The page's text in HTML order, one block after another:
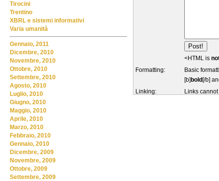
<HTML is
Formatting:
Basic
[b] bold [/b]
Linking:
Links
Tirocini
Trentino
XBRL e sistemi informativi
Varia umanità
Gennaio, 2011
Dicembre, 2010
Novembre, 2010
Ottobre, 2010
Settembre, 2010
Agosto, 2010
Luglio, 2010
Giugno, 2010
Maggio, 2010
Aprile, 2010
Marzo, 2010
Febbraio, 2010
Gennaio, 2010
Dicembre, 2009
Novembre, 2009
Ottobre, 2009
Settembre, 2009